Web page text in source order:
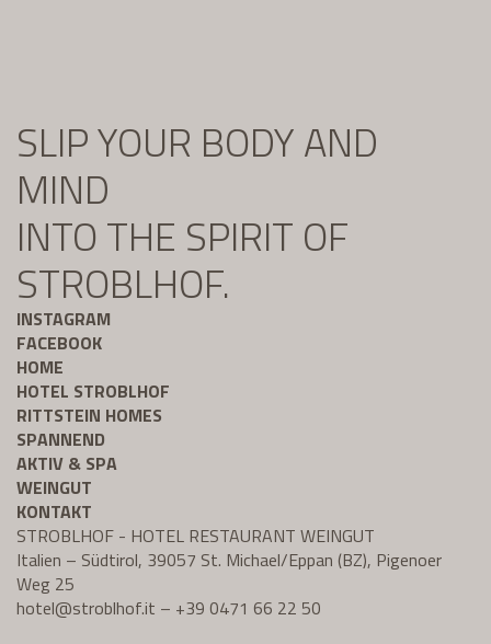
SLIP YOUR BODY AND
MIND
INTO THE SPIRIT OF
STROBLHOF.
INSTAGRAM
FACEBOOK
HOME
HOTEL STROBLHOF
RITTSTEIN HOMES
SPANNEND
AKTIV & SPA
WEINGUT
KONTAKT
STROBLHOF - HOTEL RESTAURANT WEINGUT
Italien – Südtirol, 39057 St. Michael/Eppan (BZ), Pigenoer
Weg 25
hotel@stroblhof.it – +39 0471 66 22 50